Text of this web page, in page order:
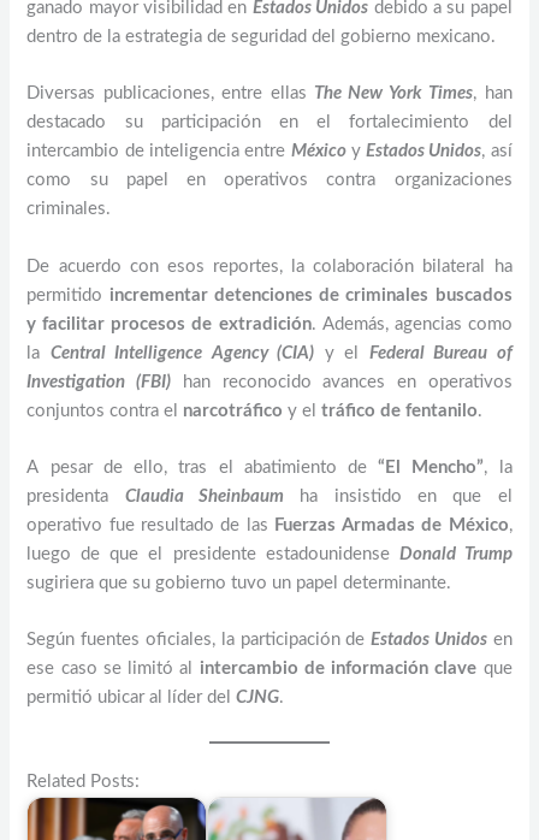
ganado mayor visibilidad en Estados Unidos debido a su papel
dentro de la estrategia de seguridad del gobierno mexicano.
Diversas publicaciones, entre ellas The New York Times, han
destacado su participación en el fortalecimiento del
intercambio de inteligencia entre MéxicoyEstados Unidos, así
como su papel en operativos contra organizaciones
criminales.
De acuerdo con esos reportes, la colaboración bilateral ha
permitido incrementar detenciones de criminales buscados
y facilitar procesos de extradición. Además, agencias como
la Central Intelligence Agency (CIA) y el Federal Bureau of
Investigation (FBI) han reconocido avances en operativos
conjuntos contra el narcotráfico y eltráfico de fentanilo.
A pesar de ello, tras el abatimiento de“El Mencho”, la
presidenta Claudia Sheinbaum ha insistido en que el
operativo fue resultado de las Fuerzas Armadas de México,
luego de que el presidente estadounidense Donald Trump
sugiriera que su gobierno tuvo un papel determinante.
Según fuentes oficiales, la participación deEstados Unidosen
ese caso se limitó al intercambio de información clave que
permitió ubicar al líder delCJNG.
Related Posts: